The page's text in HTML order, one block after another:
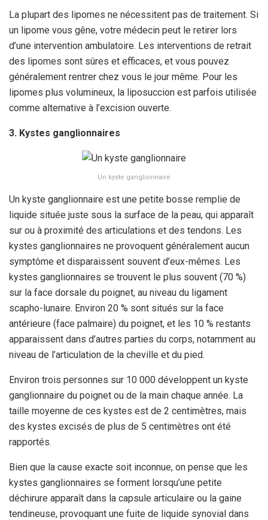
La plupart des lipomes ne nécessitent pas de traitement. Si
un lipome vous gêne, votre médecin peut le retirer lors
d’une intervention ambulatoire. Les interventions de retrait
des lipomes sont sûres et efficaces, et vous pouvez
généralement rentrer chez vous le jour même. Pour les
lipomes plus volumineux, la liposuccion est parfois utilisée
comme alternative à l’excision ouverte.
3. Kystes ganglionnaires
Un kyste ganglionnaire
Un kyste ganglionnaire est une petite bosse remplie de
liquide située juste sous la surface de la peau, qui apparaît
sur ou à proximité des articulations et des tendons. Les
kystes ganglionnaires ne provoquent généralement aucun
symptôme et disparaissent souvent d’eux-mêmes. Les
kystes ganglionnaires se trouvent le plus souvent (70 %)
sur la face dorsale du poignet, au niveau du ligament
scapho-lunaire. Environ 20 % sont situés sur la face
antérieure (face palmaire) du poignet, et les 10 % restants
apparaissent dans d’autres parties du corps, notamment au
niveau de l’articulation de la cheville et du pied.
Environ trois personnes sur 10 000 développent un kyste
ganglionnaire du poignet ou de la main chaque année. La
taille moyenne de ces kystes est de 2 centimètres, mais
des kystes excisés de plus de 5 centimètres ont été
rapportés.
Bien que la cause exacte soit inconnue, on pense que les
kystes ganglionnaires se forment lorsqu’une petite
déchirure apparaît dans la capsule articulaire ou la gaine
tendineuse, provoquant une fuite de liquide synovial dans